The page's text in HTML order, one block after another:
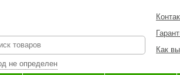
не определен
Как